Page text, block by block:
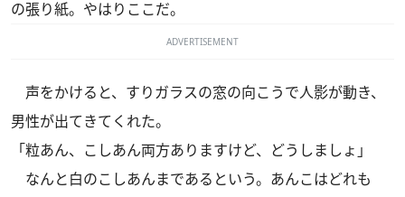
の張り紙。やはりここだ。
ADVERTISEMENT
声をかけると、すりガラスの窓の向こうで人影が動き、
男性が出てきてくれた。
「粒あん、こしあん両方ありますけど、どうしましょ」
なんと白のこしあんまであるという。あんこはどれも